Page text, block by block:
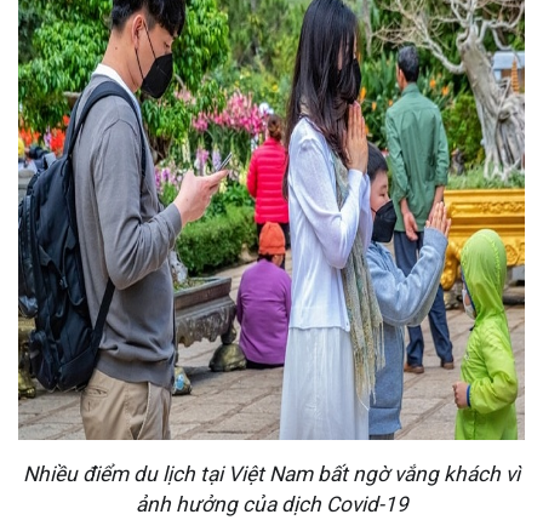
Nhiều điểm du lịch tại Việt Nam bất ngờ vắng khách vì
ảnh hưởng của dịch Covid-19